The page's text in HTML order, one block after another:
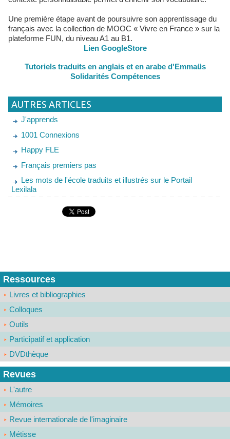
Ressources
Livres et bibliographies
Colloques
Outils
Participatif et application
DVDthèque
Revues
L'autre
Mémoires
Revue internationale de l'imaginaire
Métisse
Une première étape avant de poursuivre son apprentissage du
français avec la collection de MOOC « Vivre en France » sur la
plateforme FUN, du niveau A1 au B1.
Lien GoogleStore
Tutoriels traduits en anglais et en arabe d'Emmaüs
Solidarités Compétences
AUTRES ARTICLES
J'apprends
1001 Connexions
Happy FLE
Français premiers pas
Les mots de l'école traduits et illustrés sur le Portail
Lexilala